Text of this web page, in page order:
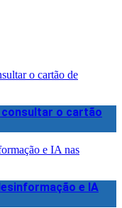
consultar o cartão
e IA